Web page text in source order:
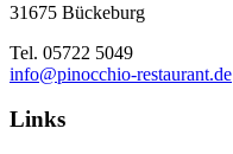
31675 Bückeburg
Tel. 05722 5049
info@pinocchio-restaurant.de
Links